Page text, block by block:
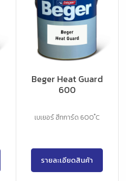
Beger Heat Guard
600
เบเยอร์ ฮีทการ์ด 600 ํC
รายละเอียดสินค้า